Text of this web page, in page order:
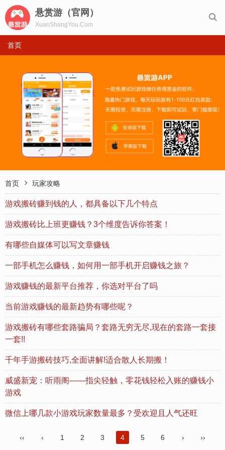

悬赏游（官网）
XuanShangYou.Com
首页
首页  玩家攻略
游戏搬砖赚到钱的人，都具备以下几个特点
游戏搬砖比上班更赚钱？3个维度告诉你答案！
有哪些自媒体可以写文章赚钱
一部手机怎么赚钱，如何用一部手机开启赚钱之旅？
游戏赚钱的最新平台推荐，你选对平台了吗
当前游戏赚钱的最新趋势有哪些呢？
游戏搬砖有哪些套路骗局？套路无穷无尽,现在的套路一套接
一套!!
千年手游搬砖技巧,全面讲解!适合散人长期搬！
威盛新宠：听雨阁——指尖轻触，零花钱轻松入账的赚钱小
游戏
微信上哪几款小游戏玩家数量最多？受欢迎且人气还旺
‹‹ ‹ 1 2 3 4 5 6 › ››